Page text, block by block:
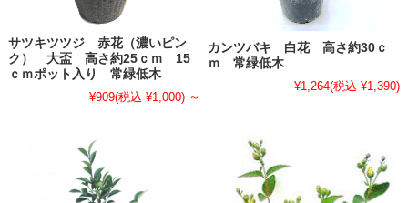
サツキツツジ 赤花（濃いピン
ク） 大盃 高さ約25ｃｍ 15
ｃｍポット入り 常緑低木
¥909(税込 ¥1,000) ～
カンツバキ 白花 高さ約30ｃ
ｍ 常緑低木
¥1,264(税込 ¥1,390)